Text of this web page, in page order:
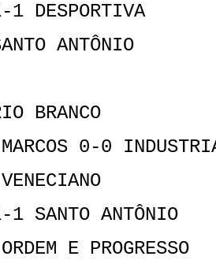
DESPORTIVA
ANTÔNIO
BRANCO
0-0
1 SANTO ANTÔNIO
E PROGRESSO